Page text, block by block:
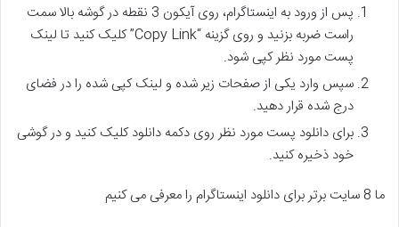
پس از ورود به اینستاگرام، روی آیکون 3 نقطه در گوشه بالا سمت
راست ضربه بزنید و روی گزینه “Copy Link” کلیک کنید تا لینک
پست مورد نظر کپی شود.
سپس وارد یکی از صفحات زیر شده و لینک کپی شده را در فضای
درج شده قرار دهید.
برای دانلود پست مورد نظر روی دکمه دانلود کلیک کنید و در گوشی
خود ذخیره کنید.
ما 8 سایت برتر برای دانلود اینستاگرام را معرفی می کنیم